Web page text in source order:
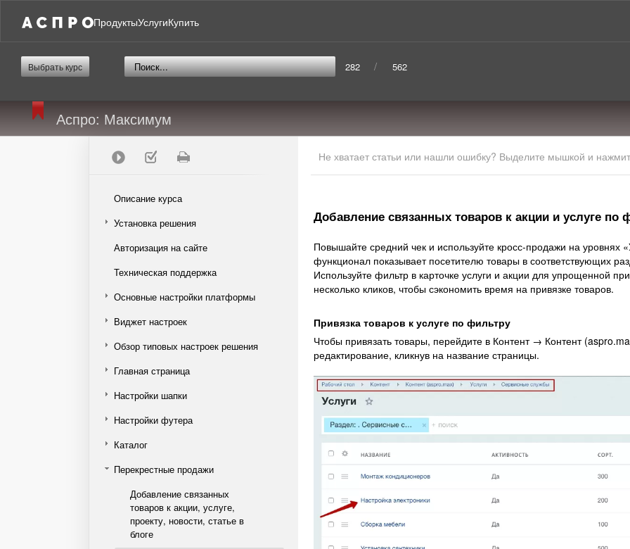
ПродуктыУслугиКупить
Выбрать курс 282 / 562
Аспро: Максимум
Описание курса
Установка решения
Авторизация на сайте
Техническая поддержка
Основные настройки платформы
Виджет настроек
Обзор типовых настроек решения
Главная страница
Настройки шапки
Настройки футера
Каталог
Перекрестные продажи
Добавление связанных
товаров к акции, услуге,
проекту, новости, статье в
блоге
Не хватает статьи или нашли ошибку? Выделите мышкой и
Добавление связанных товаров к акции и услуге по
Повышайте средний чек и используйте кросс-продажи на уровнях
функционал показывает посетителю товары в соответствующих
Используйте фильтр в карточке услуги и акции для упрощенной
несколько кликов, чтобы сэкономить время на привязке товаров.
Привязка товаров к услуге по фильтру
Чтобы привязать товары, перейдите в Контент → Контент
редактирование, кликнув на название страницы.